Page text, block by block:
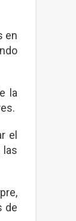
en
la
el
las
de